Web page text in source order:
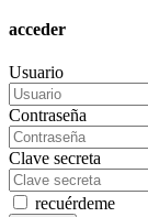
acceder
Usuario
Contraseña
Clave secreta
recuérdeme